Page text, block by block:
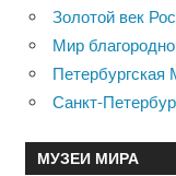
Золотой век
Мир
Петербургская
Санкт-
МУЗЕИ МИРА